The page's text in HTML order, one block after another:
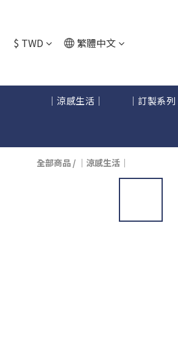
$ TWD 繁體中文
｜涼感生活｜ ｜訂製系列
全部商品 / ｜涼感生活｜